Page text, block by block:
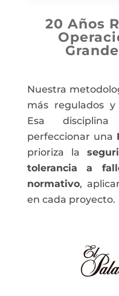
20 Años
Nuestra
más regulados
Esa
perfeccionar una
prioriza la
tolerancia a
normativo,
en cada proyecto.